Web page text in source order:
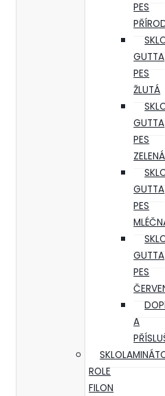
PES
GUTTA
PES
ŽLUTÁ
GUTTA
PES
ZELENÁ
GUTTA
PES
GUTTA
PES
A
ROLE
FILON